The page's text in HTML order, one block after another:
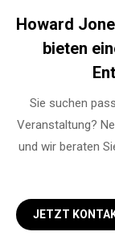
Howard
bieten
Sie suchen
Veranstaltung?
und wir beraten
JETZT